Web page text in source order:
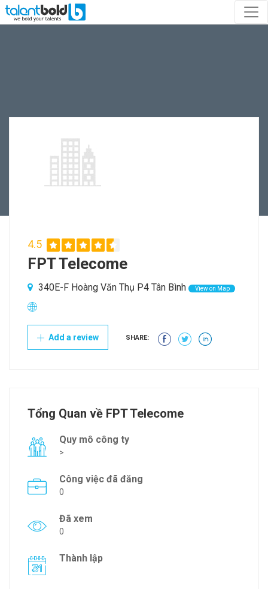
4.5
FPT Telecome
340E-F Hoàng Văn Thụ P4 Tân Bình View on Map
Add a review SHARE:
Tổng Quan về FPT Telecome
Quy mô công ty
>
Công việc đã đăng
0
Đã xem
0
Thành lập